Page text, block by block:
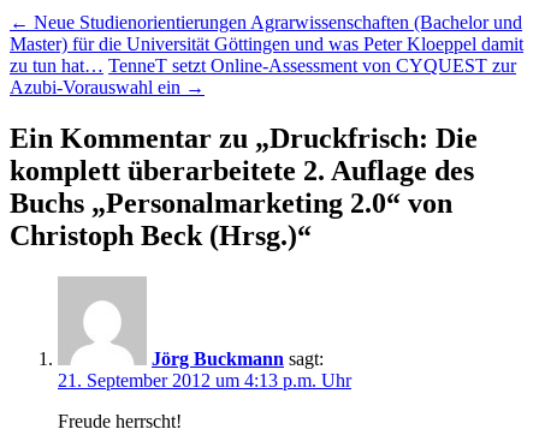
Beitragsnavigation
← Neue Studienorientierungen Agrarwissenschaften (Bachelor und
Master) für die Universität Göttingen und was Peter Kloeppel damit
zu tun hat… TenneT setzt Online-Assessment von CYQUEST zur
Azubi-Vorauswahl ein →
Ein Kommentar zu „Druckfrisch: Die
komplett überarbeitete 2. Auflage des
Buchs „Personalmarketing 2.0“ von
Christoph Beck (Hrsg.)“
Jörg Buckmann sagt:
21. September 2012 um 4:13 p.m. Uhr
Freude herrscht!